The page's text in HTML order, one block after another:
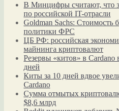
В Минцифры считают, что
по российской IT-отрасли
Goldman Sachs: Стоимость
политики ФРС
ЦБ РФ: российская
майнинга криптовалют
Резервы «китов» в Cardano
дней
Киты за 10 дней вдвое
Cardano
Сумма отмытых
$8,6 млрд